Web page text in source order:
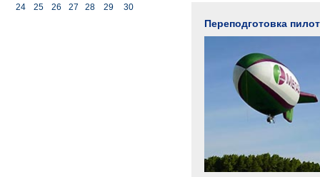
24
25 26 27 28 29 30
Переподготовка